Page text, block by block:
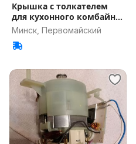
Крышка с толкателем
для кухонного комбайна
BOSCH
Минск, Первомайский